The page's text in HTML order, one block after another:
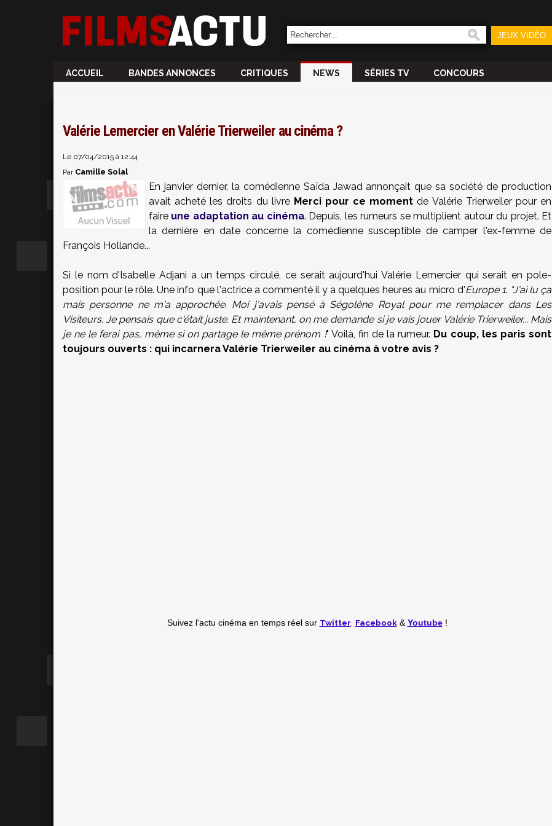
JEUX VIDÉO
ACCUEIL BANDES ANNONCES CRITIQUES NEWS SÉRIES TV CONCOURS
Valérie Lemercier en Valérie Trierweiler au cinéma ?
Le 07/04/2015 à 12:44
Par Camille Solal
En janvier dernier, la comédienne Saïda Jawad annonçait que sa société de production
avait acheté les droits du livre Merci pour ce moment de Valérie Trierweiler pour en
faire une adaptation au cinéma. Depuis, les rumeurs se multiplient autour du projet. Et
la dernière en date concerne la comédienne susceptible de camper l'ex-femme de
François Hollande...
Si le nom d'Isabelle Adjani a un temps circulé, ce serait aujourd'hui Valérie Lemercier qui serait en pole-
position pour le rôle. Une info que l'actrice a commenté il y a quelques heures au micro d'Europe 1. "J'ai lu ça
mais personne ne m'a approchée. Moi j'avais pensé à Ségolène Royal pour me remplacer dans Les
Visiteurs. Je pensais que c'était juste. Et maintenant, on me demande si je vais jouer Valérie Trierweiler... Mais
je ne le ferai pas, même si on partage le même prénom !" Voilà, fin de la rumeur. Du coup, les paris sont
toujours ouverts : qui incarnera Valérie Trierweiler au cinéma à votre avis ?
Suivez l'actu cinéma en temps réel sur Twitter Facebook& Youtube!